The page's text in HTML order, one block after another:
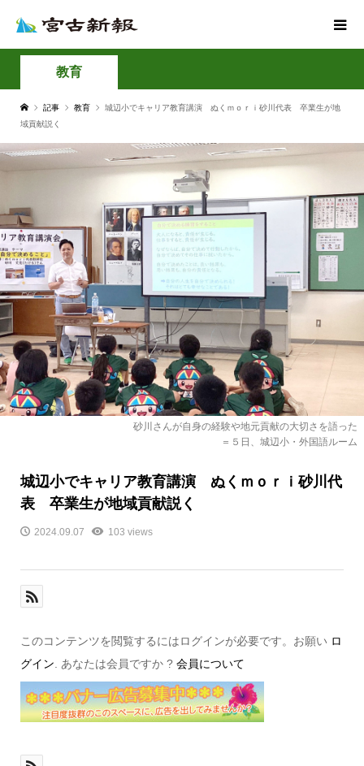
教育
記事 教育
城辺小でキャリア教育講演 ぬくｍｏｒｉ砂川代表 卒業生が地
域貢献説く
砂川さんが自身の経験や地元貢献の大切さを語った
＝５日、城辺小・外国語ルーム
城辺小でキャリア教育講演 ぬくｍｏｒｉ砂川代
表 卒業生が地域貢献説く
2024.09.07 103 views
このコンテンツを閲覧するにはログインが必要です。お願い ロ
グイン . あなたは会員ですか ? 会員について